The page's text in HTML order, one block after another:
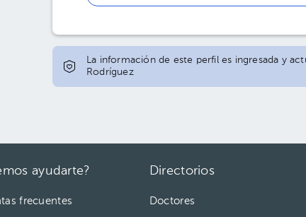
La información de este perfil es ingresada y
Rodríguez
ayudarte?
frecuentes
Directorios
Doctores